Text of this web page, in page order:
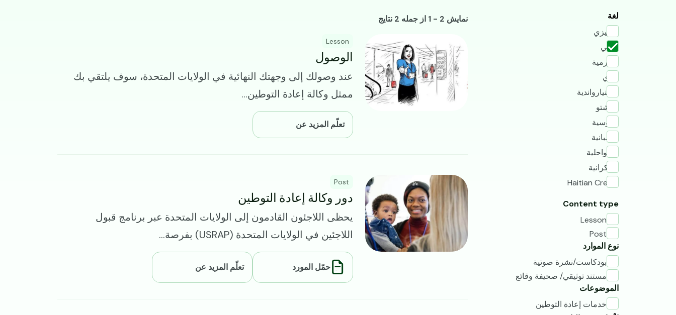
لغة
إنجليزي
عربي
البورمية
داري
الكينيارواندية
الباشتو
الروسية
الأسبانية
السواحلية
الأوكرانية
Haitian Creole
Content type
Lesson
Post
نوع الموارد
بودكاست/نشرة صوتية
مستند توثيقي/ صحيفة وقائع
الموضوعات
خدمات إعادة التوطين
جميع الموارد
نمایش 2 - 1 از جمله 2 نتایج
Lesson
الوصول
عند وصولك إلى وجهتك النهائية في الولايات المتحدة، سوف يلتقي بك
ممثل وكالة إعادة التوطين...
تعلّم المزيد عن
Image
Post
دور وكالة إعادة التوطين
يحظى اللاجئون القادمون إلى الولايات المتحدة عبر برنامج قبول
اللاجئين في الولايات المتحدة (USRAP) بفرصة...
حمّل المورد تعلّم المزيد عن